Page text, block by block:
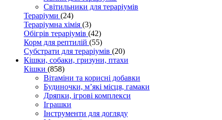
Світильники для тераріумів
Тераріуми (24)
Тераріумна хімія (3)
Обігрів тераріумів (42)
Корм для рептилій (55)
Субстрати для тераріумів (20)
Кішки, собаки, гризуни, птахи
Кішки (858)
Вітаміни та корисні добавки
Будиночки, м’які місця, гамаки
Дряпки, ігрові комплекси
Іграшки
Інструменти для догляду